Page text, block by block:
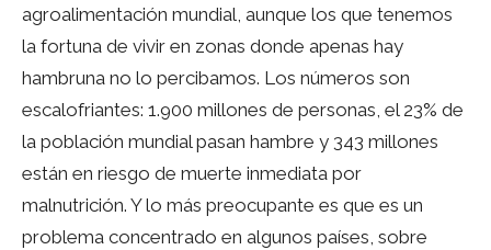
agroalimentación mundial, aunque los que tenemos
la fortuna de vivir en zonas donde apenas hay
hambruna no lo percibamos. Los números son
escalofriantes: 1.900 millones de personas, el 23% de
la población mundial pasan hambre y 343 millones
están en riesgo de muerte inmediata por
malnutrición. Y lo más preocupante es que es un
problema concentrado en algunos países, sobre